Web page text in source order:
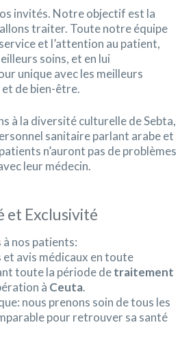
invités. Notre objectif est la
traiter. Toute notre équipe
et l’attention au patient,
soins, et en lui
unique avec les meilleurs
de bien-être.
à la diversité culturelle de Sebta,
sanitaire parlant arabe et
n’auront pas de problèmes
leur médecin.
et Exclusivité
nos patients:
avis médicaux en toute
toute la période detraitement
à Ceuta.
nous prenons soin de tous les
pour retrouver sa santé